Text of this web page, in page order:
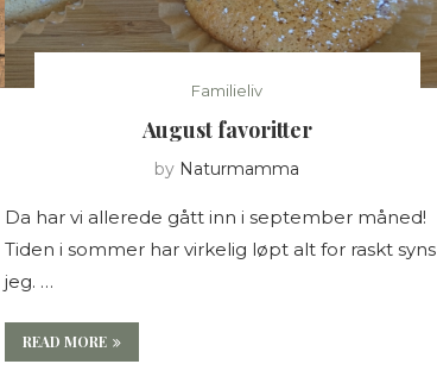
Familieliv
August favoritter
by Naturmamma
Da har vi allerede gått inn i september måned!
Tiden i sommer har virkelig løpt alt for raskt syns
jeg. …
READ MORE